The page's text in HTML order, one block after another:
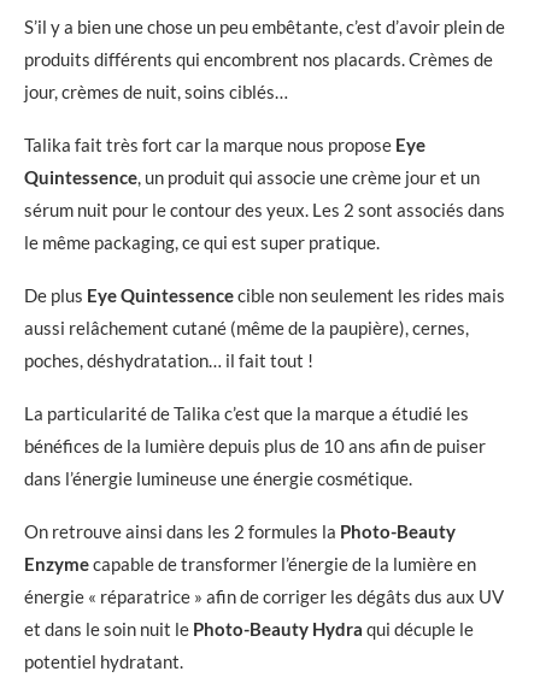
S’il y a bien une chose un peu embêtante, c’est d’avoir plein de
produits différents qui encombrent nos placards. Crèmes de
jour, crèmes de nuit, soins ciblés…
Talika fait très fort car la marque nous propose Eye
Quintessence, un produit qui associe une crème jour et un
sérum nuit pour le contour des yeux. Les 2 sont associés dans
le même packaging, ce qui est super pratique.
De plus Eye Quintessencecible non seulement les rides mais
aussi relâchement cutané (même de la paupière), cernes,
poches, déshydratation… il fait tout !
La particularité de Talika c’est que la marque a étudié les
bénéfices de la lumière depuis plus de 10 ans afin de puiser
dans l’énergie lumineuse une énergie cosmétique.
On retrouve ainsi dans les 2 formules la Photo-Beauty
Enzymecapable de transformer l’énergie de la lumière en
énergie « réparatrice » afin de corriger les dégâts dus aux UV
et dans le soin nuit le Photo-Beauty Hydra qui décuple le
potentiel hydratant.